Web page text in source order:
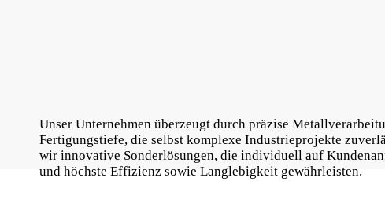
Unser Unternehmen überzeugt durch präzise
Fertigungstiefe, die selbst komplexe Industrieprojekte
wir innovative Sonderlösungen, die individuell auf
und höchste Effizienz sowie Langlebigkeit gewährleisten.